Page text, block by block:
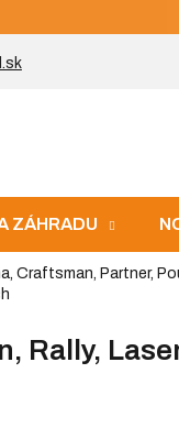
ZÁHRADU
Craftsman, Partner,
Rally,